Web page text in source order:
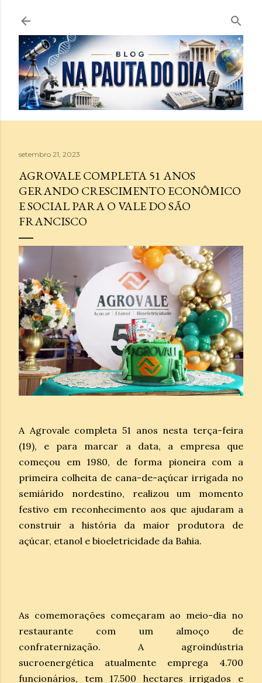
Pular para o conteúdo principal
setembro 21, 2023
AGROVALE COMPLETA 51 ANOS
GERANDO CRESCIMENTO ECONÔMICO
E SOCIAL PARA O VALE DO SÃO
FRANCISCO
A Agrovale completa 51 anos nesta terça-feira
(19), e para marcar a data, a empresa que
começou em 1980, de forma pioneira com a
primeira colheita de cana-de-açúcar irrigada no
semiárido nordestino, realizou um momento
festivo em reconhecimento aos que ajudaram a
construir a história da maior produtora de
açúcar, etanol e bioeletricidade da Bahia.
As comemorações começaram ao meio-dia no
restaurante com um almoço de
confraternização. A agroindústria
sucroenergética atualmente emprega 4.700
funcionários, tem 17.500 hectares irrigados e